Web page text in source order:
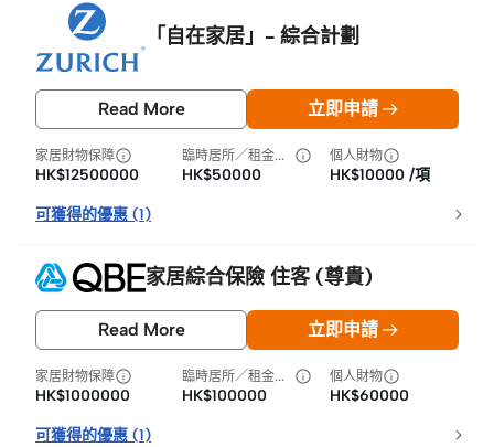
「自在家居」- 綜合計劃
Read More 立即申請
家居財物保障
HK$12500000
臨時居所／租金損失
HK$50000
個人財物
HK$10000 /項
可獲得的優惠 (1)
家居綜合保險 住客 (尊貴)
Read More 立即申請
家居財物保障
HK$1000000
臨時居所／租金損失
HK$100000
個人財物
HK$60000
可獲得的優惠 (1)